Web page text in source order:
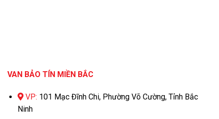
VAN BẢO TÍN MIỀN BẮC
VP: 101 Mạc Đĩnh Chi, Phường Võ Cường, Tỉnh Bắc
Ninh